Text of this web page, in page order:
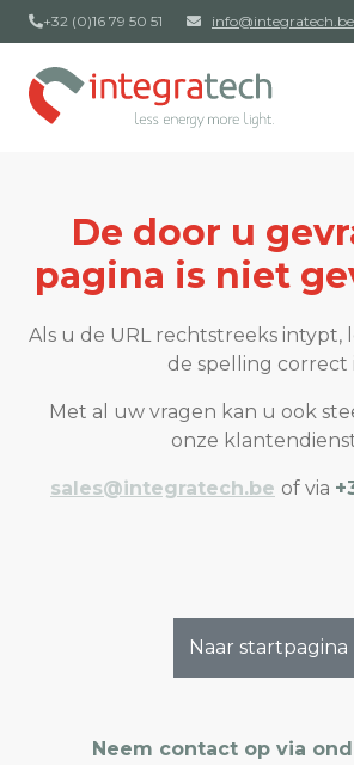
+32 (0)16 79 50 51 info@integratech.be
De door u
pagina is niet
Als u de URL rechtstreeks intypt,
de spelling correct
Met al uw vragen kan u ook
onze
sales@integratech.be of via
Naar startpagina
Neem contact op via